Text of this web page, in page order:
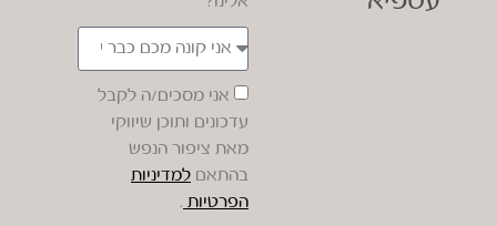
אני מסכים/ה לקבל
עדכונים ותוכן שיווקי
מאת ציפור הנפש
בהתאם למדיניות
הפרטיות .